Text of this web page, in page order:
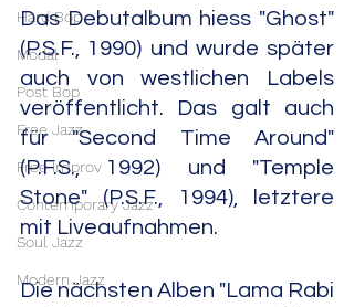
Hard Bop
Modal
Post Bop
Free Jazz
Free Improv
Contemporary Jazz
Soul Jazz
Modern Jazz
Das Debutalbum hiess "Ghost"
(P.S.F., 1990) und wurde später
auch von westlichen Labels
veröffentlicht. Das galt auch
für "Second Time Around"
(P.F.S., 1992) und "Temple
Stone" (P.S.F., 1994), letztere
mit Liveaufnahmen.
Die nächsten Alben "Lama Rabi